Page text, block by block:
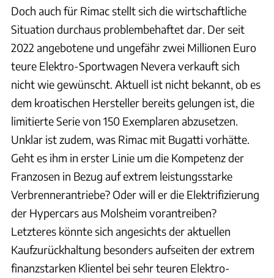
Doch auch für Rimac stellt sich die wirtschaftliche
Situation durchaus problembehaftet dar. Der seit
2022 angebotene und ungefähr zwei Millionen Euro
teure Elektro-Sportwagen Nevera verkauft sich
nicht wie gewünscht. Aktuell ist nicht bekannt, ob es
dem kroatischen Hersteller bereits gelungen ist, die
limitierte Serie von 150 Exemplaren abzusetzen.
Unklar ist zudem, was Rimac mit Bugatti vorhätte.
Geht es ihm in erster Linie um die Kompetenz der
Franzosen in Bezug auf extrem leistungsstarke
Verbrennerantriebe? Oder will er die Elektrifizierung
der Hypercars aus Molsheim vorantreiben?
Letzteres könnte sich angesichts der aktuellen
Kaufzurückhaltung besonders aufseiten der extrem
finanzstarken Klientel bei sehr teuren Elektro-